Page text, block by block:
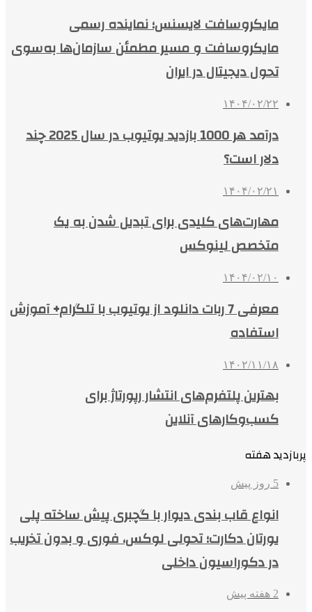
مایکروسافت لایسنس؛ نماینده رسمی
مایکروسافت و مسیر مطمئن سازمان‌ها به‌سوی
تحول دیجیتال در ایران
۱۴۰۴/۰۲/۲۲
درآمد هر 1000 بازدید یوتیوب در سال 2025 چند
دلار است؟
۱۴۰۴/۰۲/۲۱
مهارت‌های کلیدی برای تبدیل شدن به یک
متخصص لینوکس
۱۴۰۴/۰۲/۱۰
معرفی 7 ربات دانلود از یوتیوب با تلگرام+ آموزش
استفاده
۱۴۰۲/۱۱/۱۸
بهترین پلتفرم‌های انتشار رپورتاژ برای
کسب‌وکارهای آنلاین
پربازدید هفته
5 روز پیش
انواع قاب بندی دیوار با گچبری پیش ساخته پلی
یورتان دکارت؛ تحولی لوکس، فوری و بدون تخریب
در دکوراسیون داخلی
2 هفته پیش